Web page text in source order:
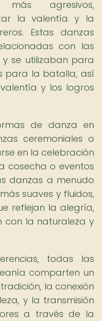
más agresivos,
la valentía y la
Estas danzas
con las
se utilizaban para
para la batalla, así
y los logros
de danza en
ceremoniales o
en la celebración
cosecha o eventos
danzas a menudo
suaves y fluidos,
reflejan la alegría,
con la naturaleza y
todas las
comparten un
la conexión
y la transmisión
a través de la